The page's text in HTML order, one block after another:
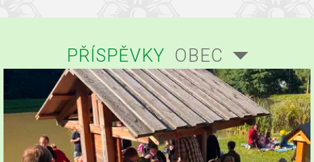
PŘÍSPĚVKY OBEC